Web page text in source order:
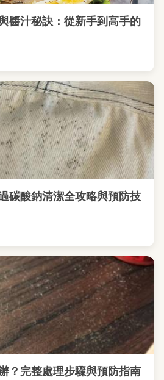
醬汁秘訣：從新手到高手的
碳酸鈉清潔全攻略與預防技
？完整處理步驟與預防指南